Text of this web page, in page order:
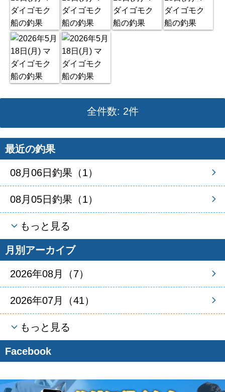
全件数: 2件
最近の釣果
08月06日釣果（1）
08月05日釣果（1）
もっと見る
月別アーカイブ
2026年08月（7）
2026年07月（41）
もっと見る
Facebook